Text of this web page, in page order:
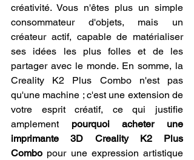
créativité. Vous n'êtes plus un simple
consommateur d'objets, mais un
créateur actif, capable de matérialiser
ses idées les plus folles et de les
partager avec le monde. En somme, la
Creality K2 Plus Combo n'est pas
qu'une machine ; c'est une extension de
votre esprit créatif, ce qui justifie
amplement pourquoi acheter une
imprimante 3D Creality K2 Plus
Combo pour une expression artistique